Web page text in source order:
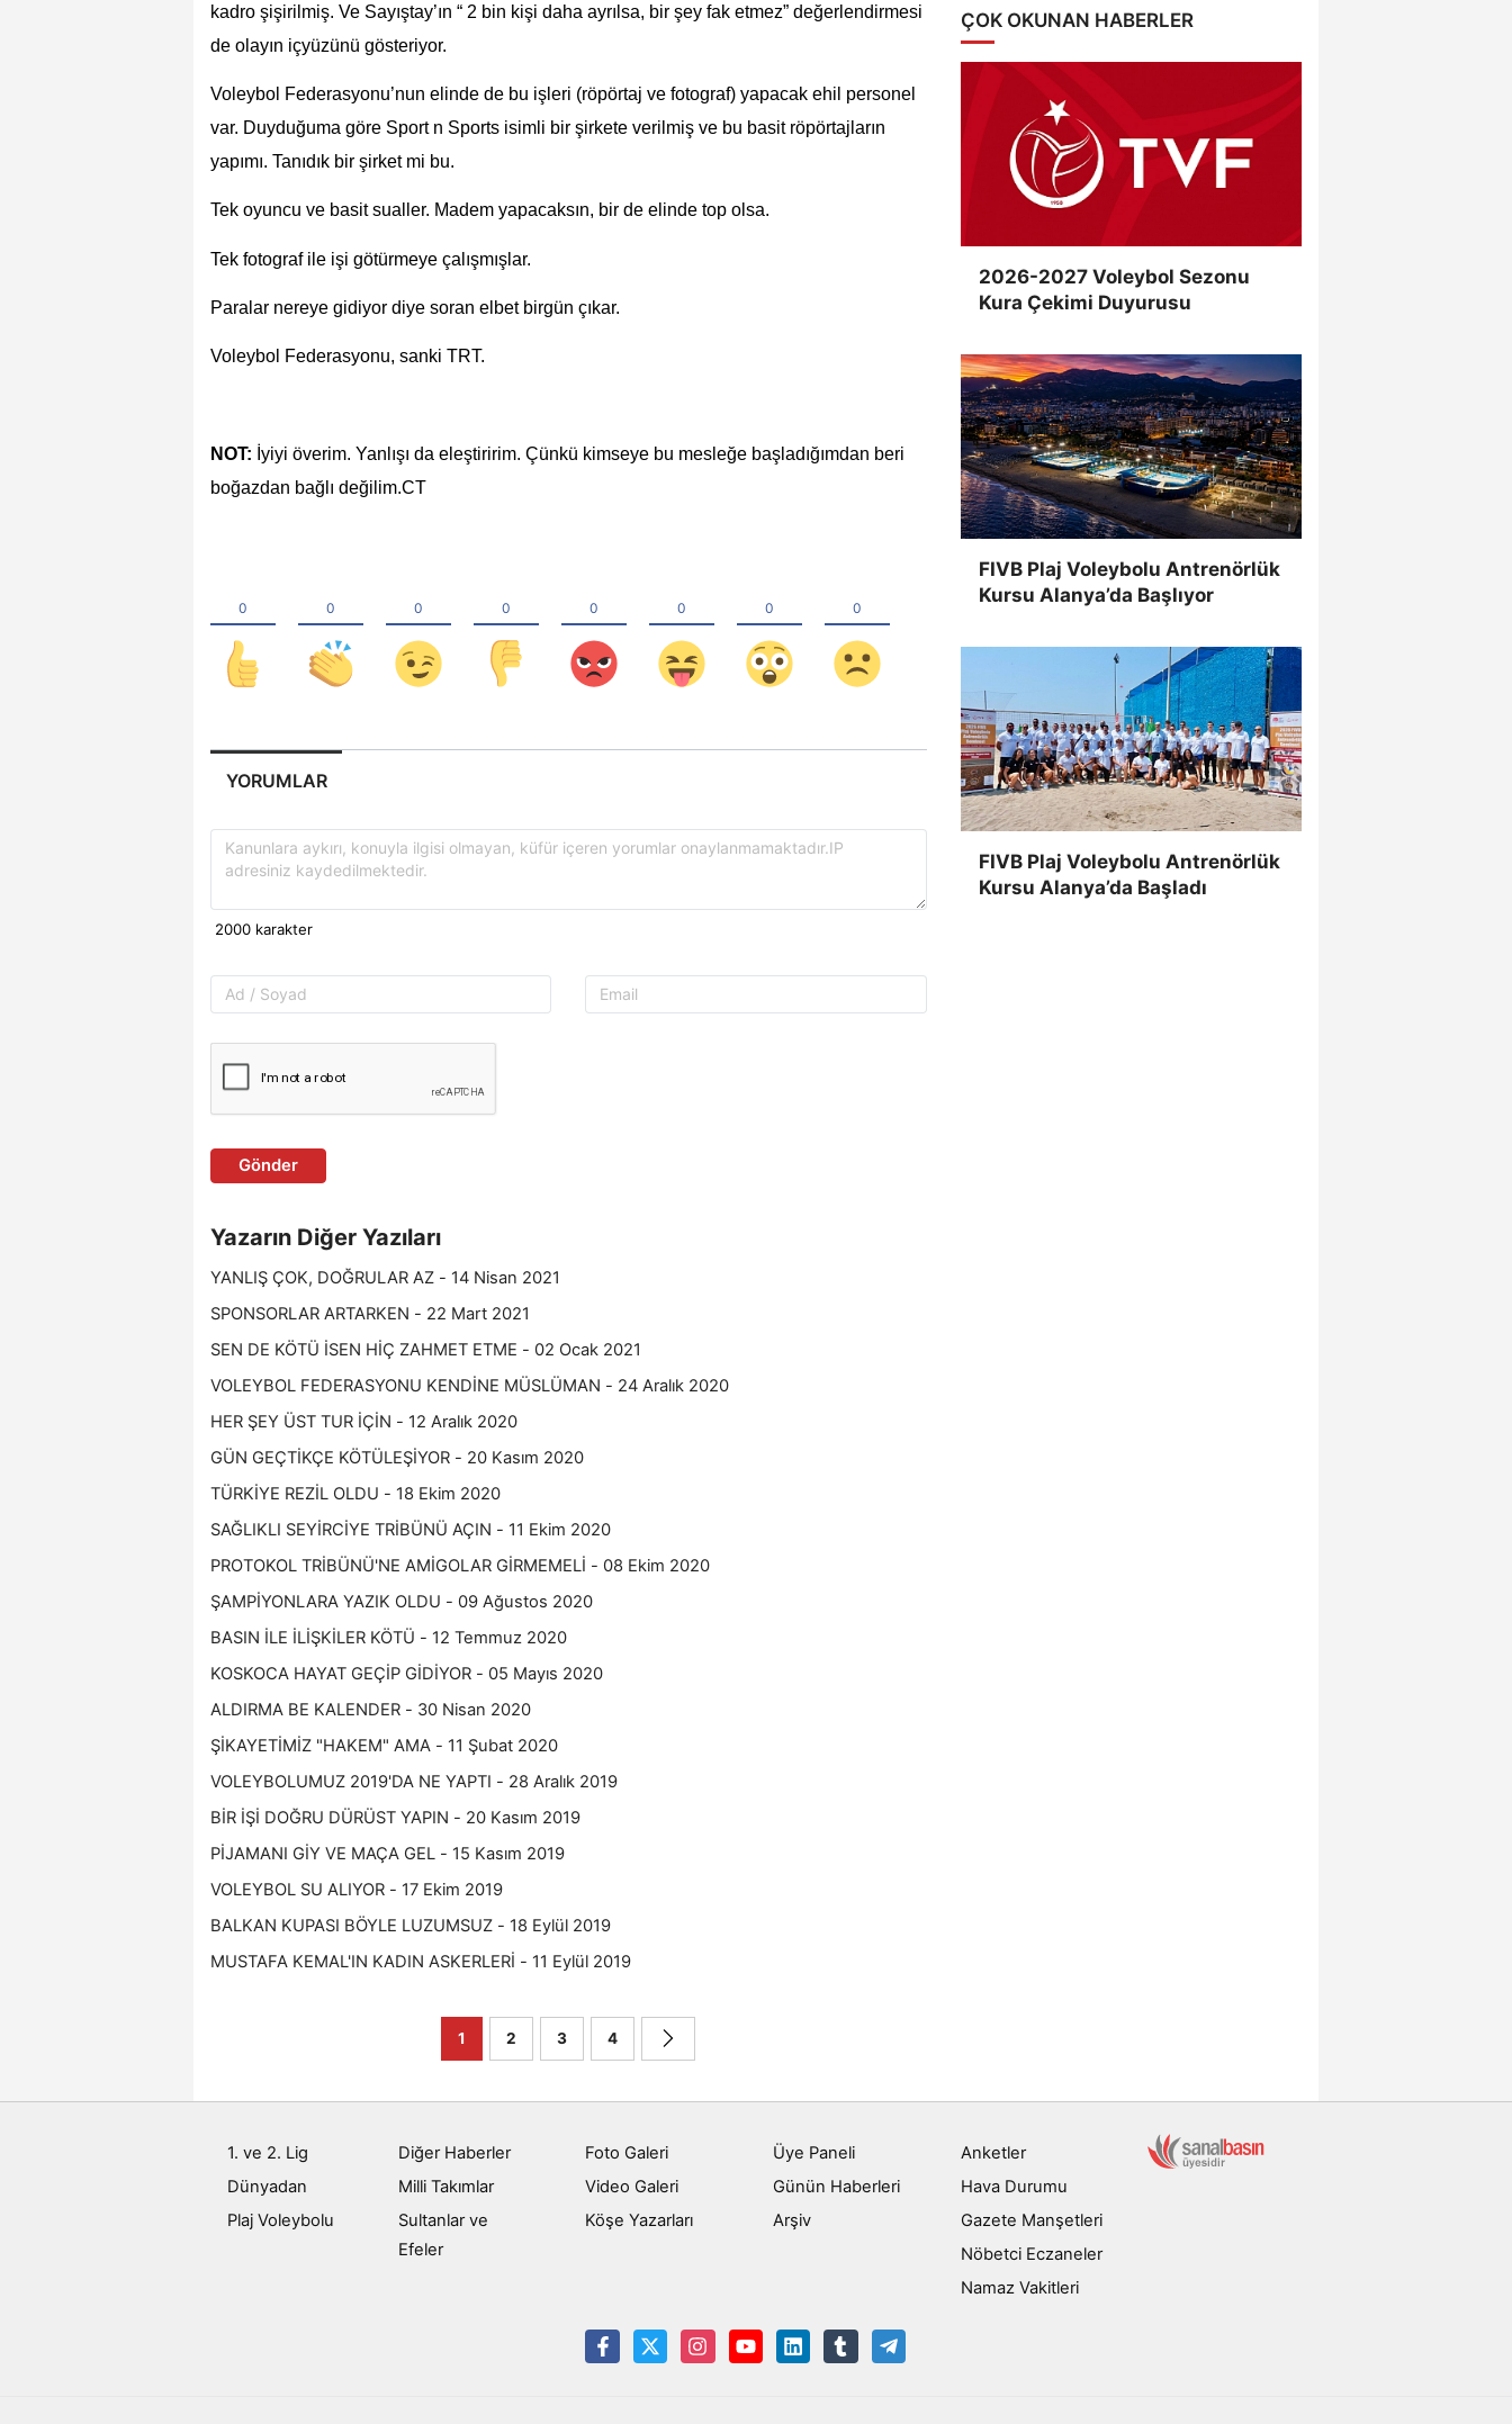
kadro şişirilmiş. Ve Sayıştay’ın “ 2 bin kişi daha ayrılsa, bir şey fak etmez” değerlendirmesi
de olayın içyüzünü gösteriyor.
Voleybol Federasyonu’nun elinde de bu işleri (röpörtaj ve fotograf) yapacak ehil personel
var. Duyduğuma göre Sport n Sports isimli bir şirkete verilmiş ve bu basit röpörtajların
yapımı. Tanıdık bir şirket mi bu.
Tek oyuncu ve basit sualler. Madem yapacaksın, bir de elinde top olsa.
Tek fotograf ile işi götürmeye çalışmışlar.
Paralar nereye gidiyor diye soran elbet birgün çıkar.
Voleybol Federasyonu, sanki TRT.
NOT: İyiyi överim. Yanlışı da eleştiririm. Çünkü kimseye bu mesleğe başladığımdan beri
boğazdan bağlı değilim.CT
YORUMLAR
Gönder
Yazarın Diğer Yazıları
YANLIŞ ÇOK, DOĞRULAR AZ - 14 Nisan 2021
SPONSORLAR ARTARKEN - 22 Mart 2021
SEN DE KÖTÜ İSEN HİÇ ZAHMET ETME - 02 Ocak 2021
VOLEYBOL FEDERASYONU KENDİNE MÜSLÜMAN - 24 Aralık 2020
HER ŞEY ÜST TUR İÇİN - 12 Aralık 2020
GÜN GEÇTİKÇE KÖTÜLEŞİYOR - 20 Kasım 2020
TÜRKİYE REZİL OLDU - 18 Ekim 2020
SAĞLIKLI SEYİRCİYE TRİBÜNÜ AÇIN - 11 Ekim 2020
PROTOKOL TRİBÜNÜ'NE AMİGOLAR GİRMEMELİ - 08 Ekim 2020
ŞAMPİYONLARA YAZIK OLDU - 09 Ağustos 2020
BASIN İLE İLİŞKİLER KÖTÜ - 12 Temmuz 2020
KOSKOCA HAYAT GEÇİP GİDİYOR - 05 Mayıs 2020
ALDIRMA BE KALENDER - 30 Nisan 2020
ŞİKAYETİMİZ "HAKEM" AMA - 11 Şubat 2020
VOLEYBOLUMUZ 2019'DA NE YAPTI - 28 Aralık 2019
BİR İŞİ DOĞRU DÜRÜST YAPIN - 20 Kasım 2019
PİJAMANI GİY VE MAÇA GEL - 15 Kasım 2019
VOLEYBOL SU ALIYOR - 17 Ekim 2019
BALKAN KUPASI BÖYLE LUZUMSUZ - 18 Eylül 2019
MUSTAFA KEMAL'IN KADIN ASKERLERİ - 11 Eylül 2019
1 2 3 4
ÇOK OKUNAN HABERLER
2026-2027 Voleybol Sezonu
Kura Çekimi Duyurusu
FIVB Plaj Voleybolu Antrenörlük
Kursu Alanya’da Başlıyor
FIVB Plaj Voleybolu Antrenörlük
Kursu Alanya’da Başladı
1. ve 2. Lig
Diğer Haberler
Dünyadan
Milli Takımlar
Plaj Voleybolu
Sultanlar ve
Efeler
Foto Galeri
Video Galeri
Köşe Yazarları
Üye Paneli
Günün Haberleri
Arşiv
Anketler
Hava Durumu
Gazete Manşetleri
Nöbetci Eczaneler
Namaz Vakitleri